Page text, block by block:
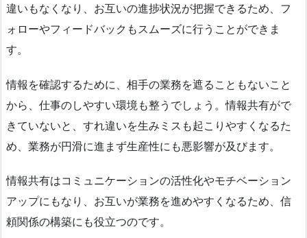
違いもなくなり、お互いの進捗状況が把握できるため、フ
ォローやフィードバックもスムーズに行うことができま
す。
情報を確認するために、相手の業務を遮ることもないこと
から、仕事のしやすい環境も整うでしょう。情報共有がで
きていないと、すれ違いを生みミスも起こりやすくなるた
め、業務が円滑に進まず生産性にも悪影響が及びます。
情報共有はコミュニケーションの活性化やモチベーション
アップにもなり、お互いが業務を進めやすくなるため、信
頼関係の構築にも役立つのです。